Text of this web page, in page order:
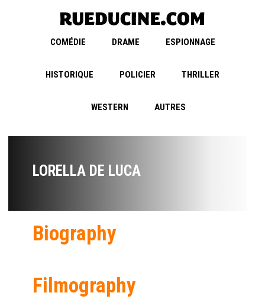
COMÉDIE DRAME ESPIONNAGE
HISTORIQUE POLICIER THRILLER
WESTERN AUTRES
LORELLA DE LUCA
Biography
Filmography